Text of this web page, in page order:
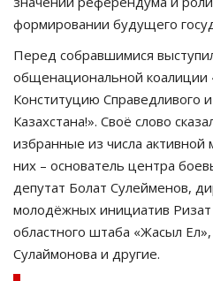
формировании будущего
Перед собравшимися
общенациональной
Конституцию Справедливого
Казахстана!». Своё слово
избранные из числа
них – основатель центра
депутат Болат Сулейменов,
молодёжных инициатив
областного штаба «Жасыл
Сулаймонова и другие.